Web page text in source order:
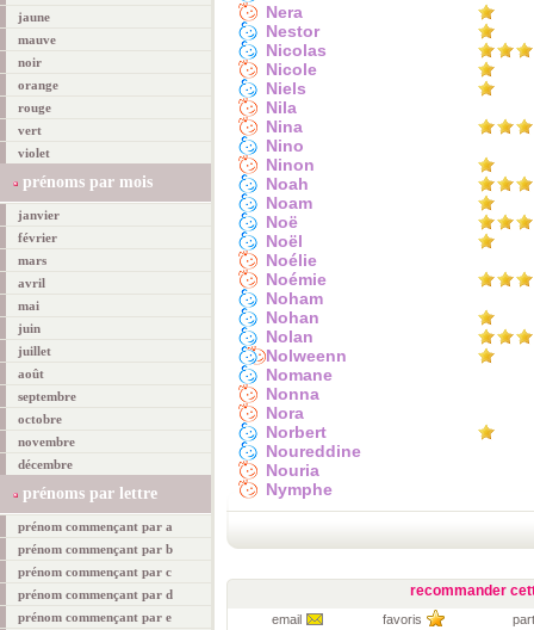
jaune
mauve
noir
orange
rouge
vert
violet
prénoms par mois
janvier
février
mars
avril
mai
juin
juillet
août
septembre
octobre
novembre
décembre
prénoms par lettre
prénom commençant par a
prénom commençant par b
prénom commençant par c
prénom commençant par d
prénom commençant par e
Nera
Nestor
Nicolas
Nicole
Niels
Nila
Nina
Nino
Ninon
Noah
Noam
Noë
Noël
Noélie
Noémie
Noham
Nohan
Nolan
Nolweenn
Nomane
Nonna
Nora
Norbert
Noureddine
Nouria
Nymphe
recommander
email favoris